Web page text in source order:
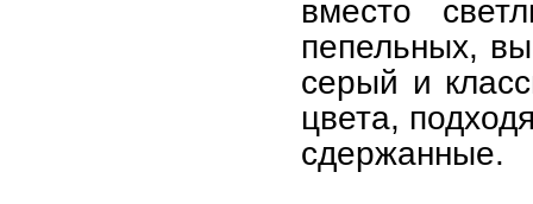
вместо
пепельных,
серый и
цвета,
сдержанные.